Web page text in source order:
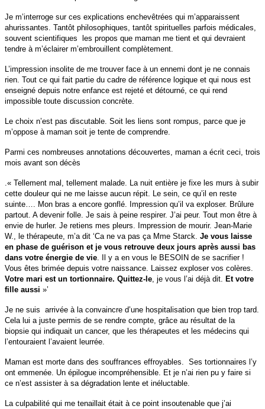
Je m’interroge sur ces explications enchevêtrées qui m’apparaissent
ahurissantes. Tantôt philosophiques, tantôt spirituelles parfois médicales,
souvent scientifiques les propos que maman me tient et qui devraient
tendre à m’éclairer m’embrouillent complètement.
L’impression insolite de me trouver face à un ennemi dont je ne connais
rien. Tout ce qui fait partie du cadre de référence logique et qui nous est
enseigné depuis notre enfance est rejeté et détourné, ce qui rend
impossible toute discussion concrète.
Le choix n’est pas discutable. Soit les liens sont rompus, parce que je
m’oppose à maman soit je tente de comprendre.
Parmi ces nombreuses annotations découvertes, maman a écrit ceci, trois
mois avant son décès
.« Tellement mal, tellement malade. La nuit entière je fixe les murs à subir
cette douleur qui ne me laisse aucun répit. Le sein, ce qu’il en reste
suinte…. Mon bras a encore gonflé. Impression qu’il va exploser. Brûlure
partout. A devenir folle. Je sais à peine respirer. J’ai peur. Tout mon être à
envie de hurler. Je retiens mes pleurs. Impression de mourir. Jean-Marie
W., le thérapeute, m’a dit ‘Ca ne va pas ça Mme Starck. Je vous laisse
en phase de guérison et je vous retrouve deux jours après aussi bas
dans votre énergie de vie. Il y a en vous le BESOIN de se sacrifier !
Vous êtes brimée depuis votre naissance. Laissez exploser vos colères.
Votre mari est un tortionnaire. Quittez-le, je vous l’ai déjà dit. Et votre
fille aussi »’
Je ne suis arrivée à la convaincre d’une hospitalisation que bien trop tard.
Cela lui a juste permis de se rendre compte, grâce au résultat de la
biopsie qui indiquait un cancer, que les thérapeutes et les médecins qui
l’entouraient l’avaient leurrée.
Maman est morte dans des souffrances effroyables. Ses tortionnaires l’y
ont emmenée. Un épilogue incompréhensible. Et je n’ai rien pu y faire si
ce n’est assister à sa dégradation lente et inéluctable.
La culpabilité qui me tenaillait était à ce point insoutenable que j’ai